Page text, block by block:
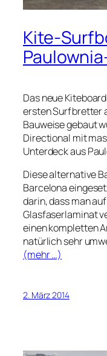
Kite-
Das neue
ersten Surfbretter
Bauweise gebaut
Directional mit
Unterdeck aus
Diese alternative
Barcelona
darin, dass man
Glasfaserlaminat
einen kompletten
natürlich sehr
(mehr …)
2. März 2014